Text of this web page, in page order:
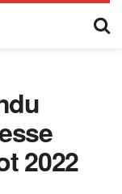
2022